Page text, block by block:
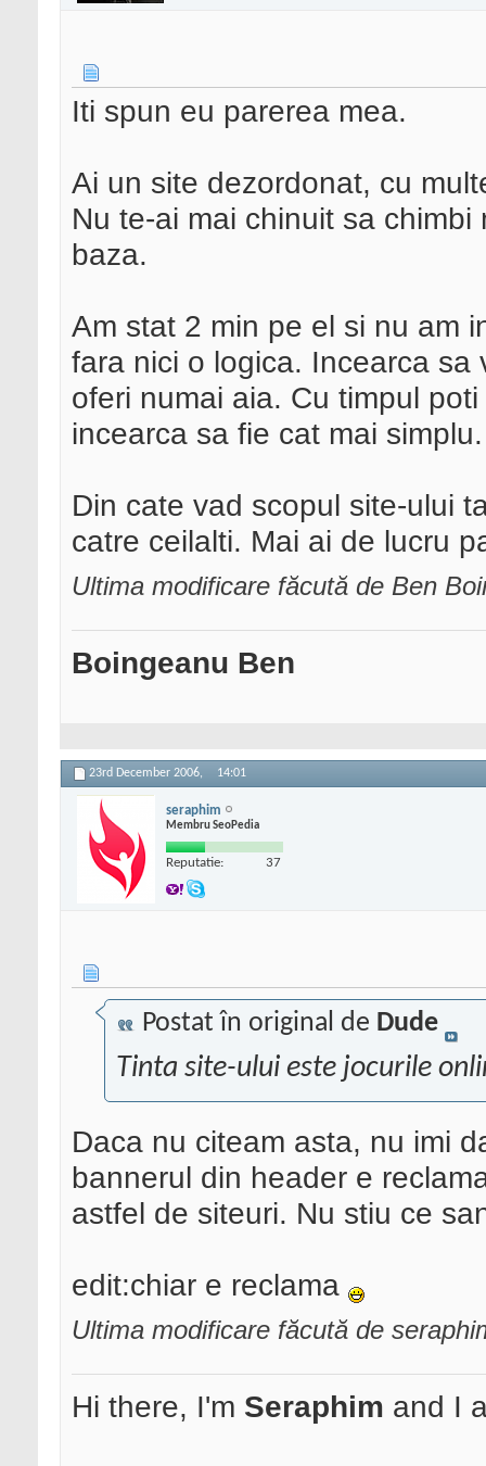
Iti spun eu parerea mea.
Ai un site dezordonat, cu
Nu te-ai mai chinuit sa
baza.
Am stat 2 min pe el si nu am
fara nici o logica. Incearca
oferi numai aia. Cu timpul
incearca sa fie cat mai simplu.
Din cate vad scopul site-ului
catre ceilalti. Mai ai de lucru
Ultima modificare făcută de Ben
Boingeanu Ben
23rd December 2006, 14:01
seraphim
Membru SeoPedia
Reputatie: 37
Postat în original de Dude
Tinta site-ului este jocurile
Daca nu citeam asta, nu imi
bannerul din header e
astfel de siteuri. Nu stiu ce
edit:chiar e reclama
Ultima modificare făcută de
Hi there, I'm Seraphim and I